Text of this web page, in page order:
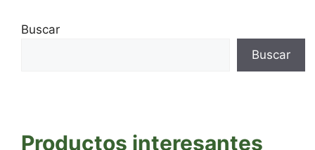
Buscar
Buscar
Productos interesantes